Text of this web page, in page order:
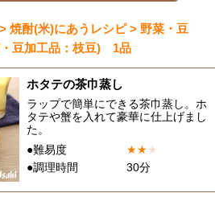
焼酎(米)にあうレシピ > 野菜・豆
豆加工品：枝豆) 1品
ホタテの茶巾蒸し
ラップで簡単にできる茶巾蒸し。ホ
タテや蟹を入れて豪華に仕上げまし
た。
●難易度
★★★
●調理時間
30分